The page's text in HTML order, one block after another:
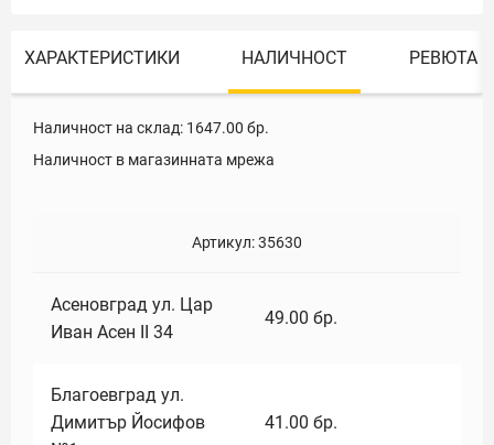
ХАРАКТЕРИСТИКИ НАЛИЧНОСТ РЕВЮТА
Наличност на склад: 1647.00 бр.
Наличност в магазинната мрежа
Артикул:35630
Асеновград ул. Цар
Иван Асен II 34
49.00 бр.
Благоевград ул.
Димитър Йосифов
41.00 бр.